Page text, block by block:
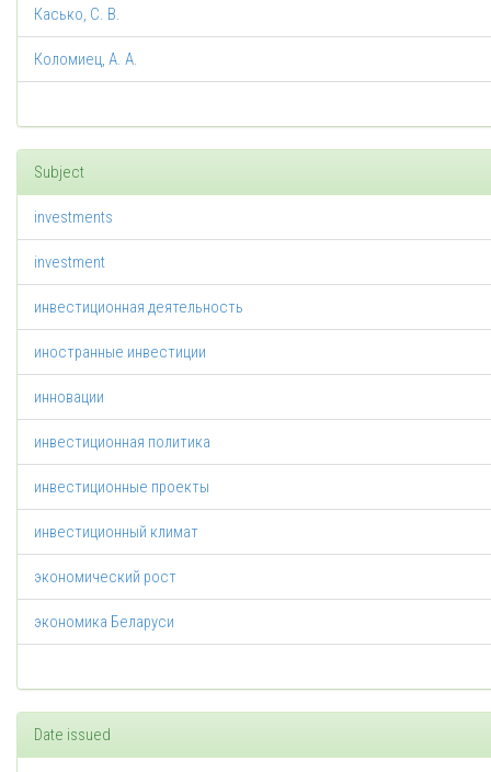
Касько, С. В.
Коломиец, А. А.
Subject
investments
investment
инвестиционная деятельность
иностранные инвестиции
инновации
инвестиционная политика
инвестиционные проекты
инвестиционный климат
экономический рост
экономика Беларуси
Date issued